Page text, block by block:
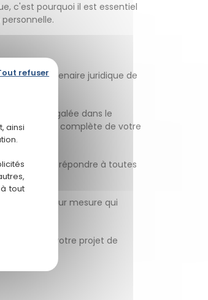
c'est pourquoi il est essentiel
votre partenaire juridique de
inégalée dans le
une gestion complète de votre
plaisir de répondre à toutes
service sur mesure qui
de votre projet de
ainsi
tout
refuser